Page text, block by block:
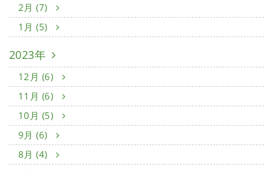
2月 (7)
1月 (5)
2023年
12月 (6)
11月 (6)
10月 (5)
9月 (6)
8月 (4)